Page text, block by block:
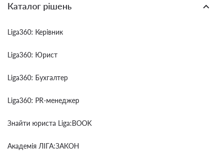
Каталог рішень
Liga360: Керівник
Liga360: Юрист
Liga360: Бухгалтер
Liga360: PR-менеджер
Знайти юриста Liga:BOOK
Академія ЛІГА:ЗАКОН